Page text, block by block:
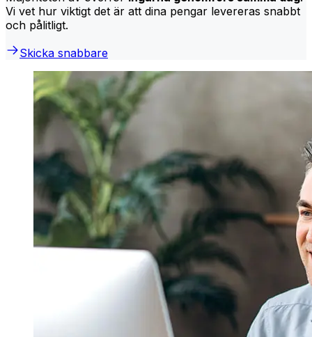
Vi vet hur viktigt det är att dina pengar levereras snabbt
och pålitligt.
Skicka snabbare